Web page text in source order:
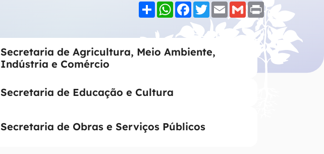
ShareWhatsApp
Facebook
Twitter
EmailGmail
Print
Secretaria de Agricultura, Meio Ambiente,
Indústria e Comércio
Secretaria de Educação e Cultura
Secretaria de Obras e Serviços Públicos